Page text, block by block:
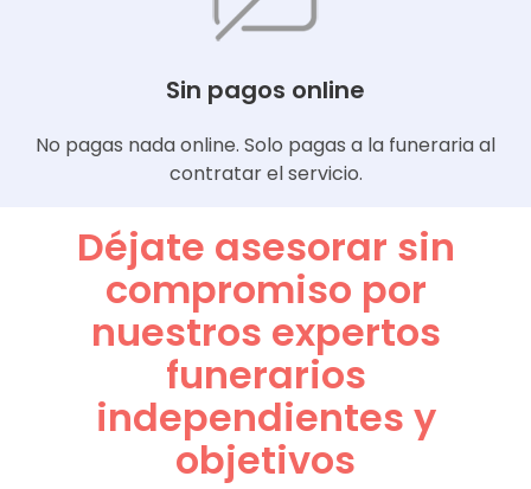
Sin pagos online
No pagas nada online. Solo pagas a la funeraria al
contratar el servicio.
Déjate asesorar sin
compromiso por
nuestros expertos
funerarios
independientes y
objetivos